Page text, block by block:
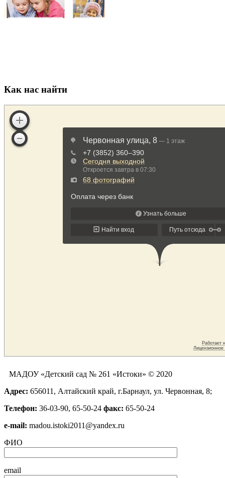
Как нас найти
МАДОУ «Детский сад № 261 «Истоки» © 2020
Адрес: 656011, Алтайский край, г.Барнаул, ул. Червонная, 8;
Телефон: 36-03-90, 65-50-24 факс: 65-50-24
е-mail: madou.istoki2011@yandex.ru
ФИО
email